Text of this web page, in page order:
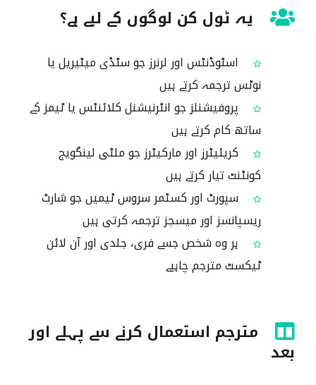
یہ ٹول کن لوگوں کے لیے ہے؟
اسٹوڈنٹس اور لرنرز جو سٹڈی میٹیریل یا
نوٹس ترجمہ کرتے ہیں
پروفیشنلز جو انٹرنیشنل کلائنٹس یا ٹیمز کے
ساتھ کام کرتے ہیں
کریئیٹرز اور مارکیٹرز جو ملٹی لینگویج
کونٹنٹ تیار کرتے ہیں
سپورٹ اور کسٹمر سروس ٹیمیں جو شارٹ
ریسپانسز اور میسجز ترجمہ کرتی ہیں
ہر وہ شخص جسے فری، جلدی اور آن لائن
ٹیکسٹ مترجم چاہیے
مترجم استعمال کرنے سے پہلے اور
بعد